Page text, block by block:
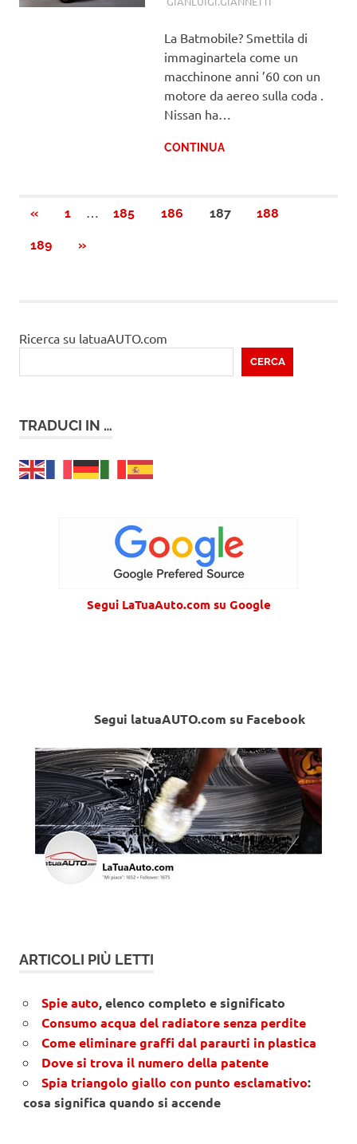
La Batmobile? Smettila di
immaginartela come un
macchinone anni ’60 con un
motore da aereo sulla coda .
Nissan ha…
CONTINUA
Paginazione
degli
«PRECEDENTI
1 … 185 186 187 188
189
PROSSIMI
»
Ricerca su latuaAUTO.com
CERCA
TRADUCI IN …
Segui LaTuaAuto.com su Google
Segui latuaAUTO.com su Facebook
ARTICOLI PIÙ LETTI
Spie auto, elenco completo e significato
Consumo acqua del radiatore senza perdite
Come eliminare graffi dal paraurti in plastica
Dove si trova il numero della patente
Spia triangolo giallo con punto esclamativo:
cosa significa quando si accende